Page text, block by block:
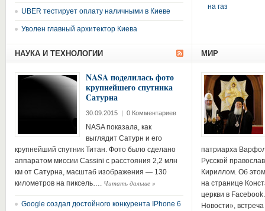
UBER тестирует оплату наличными в Киеве
Уволен главный архитектор Киева
на газ
НАУКА И ТЕХНОЛОГИИ
NASA поделилась фото
крупнейшего спутника
Сатурна
30.09.2015 | 0 Комментариев
NASA показала, как
выглядит Сатурн и его
крупнейший спутник Титан. Фото было сделано
аппаратом миссии Cassini с расстояния 2,2 млн
км от Сатурна, масштаб изображения — 130
километров на пиксель…. Читать дальше »
Google создал достойного конкурента IPhone 6
МИР
патриарха
Русской
Кириллом. Об
на странице
церкви в
Новости»,